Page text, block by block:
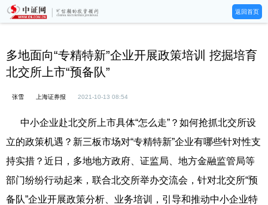
返回首页
多地面向“专精特新”企业开展政策培训 挖掘培育
北交所上市“预备队”
张雪 上海证券报 2021-10-13 08:54
中小企业赴北交所上市具体“怎么走”？如何抢抓北交所设
立的政策机遇？新三板市场对“专精特新”企业有哪些针对性支
持实措？近日，多地地方政府、证监局、地方金融监管局等
部门纷纷行动起来，联合北交所举办交流会，针对北交所“预
备队”企业开展政策分析、业务培训，引导和推动中小企业特